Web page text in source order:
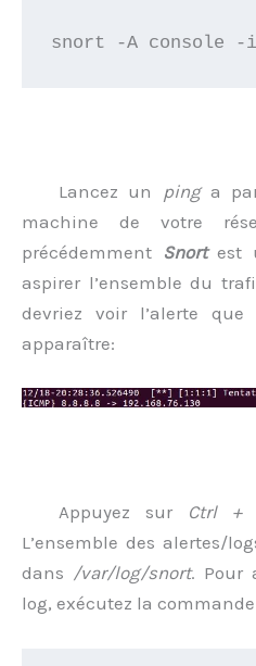
Lancez un pinga
machine de votre
précédemment Snortest
aspirer l’ensemble du
devriez voir l’alerte
apparaître:
Appuyez sur Ctrl +
L’ensemble des alertes/
dans /var/log/snort. Pour
log, exécutez la